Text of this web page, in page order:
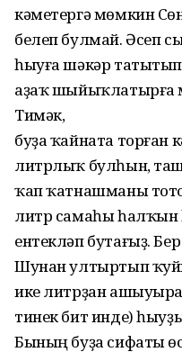
кәметергә мөмкин
белеп булмай. Әсеп
һыуға шәкәр татытып
аҙаҡ шыйыҡлатырға
Тимәк,
буҙа ҡайната торған
литрлыҡ булһын,
ҡап ҡатнашманы
литр самаһы һалҡын
ентекләп бутағыҙ.
Шунан ултыртып
ике литрҙан
тинек бит инде)
Бының буҙа сифаты